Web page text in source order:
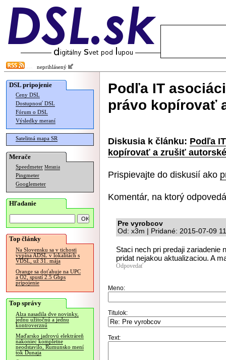
neprihlásený
DSL pripojenie
Ceny DSL
Dostupnosť DSL
Fórum o DSL
Výsledky meraní
Satelitná mapa SR
Merače
Speedmeter Merania
Pingmeter
Googlemeter
Hľadanie
Top články
Na Slovensku sa v tichosti
vypína ADSL v lokalitách s
VDSL, už 31. mája
Orange sa doťahuje na UPC
a O2, spustí 2.5 Gbps
pripojenie
Top správy
Alza nasadila dve novinky,
jednu užitočnú a jednu
kontroverznú
Maďarsko jadrovú elektráreň
nakoniec kompletne
neodstavilo, Rumunsko mení
tok Dunaja
Podľa IT
právo kopírovať
Diskusia k článku: Podľa
kopírovať a zrušiť
Prispievajte do diskusií ako
Komentár, na ktorý
Pre vyrobcov
Od: x3m | Pridané: 2015-07-09
Staci nech pri predaji zariadenie
pridat nejakou aktualizaciou. A
Odpovedať
Meno:
Titulok:
Text: